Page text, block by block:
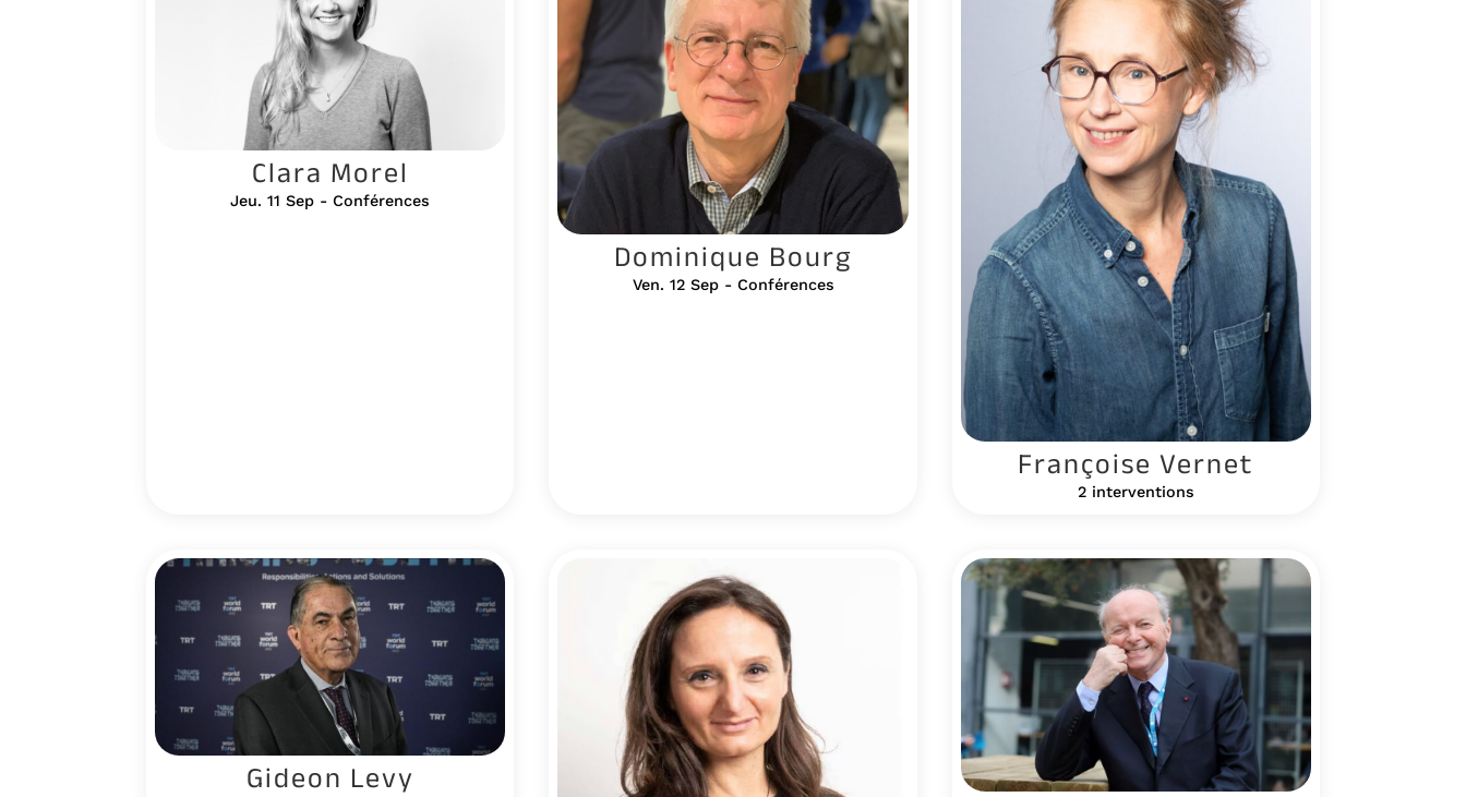
Clara Morel
Jeu. 11 Sep - Conférences
Dominique Bourg
Ven. 12 Sep - Conférences
Françoise Vernet
2 interventions
Gideon Levy